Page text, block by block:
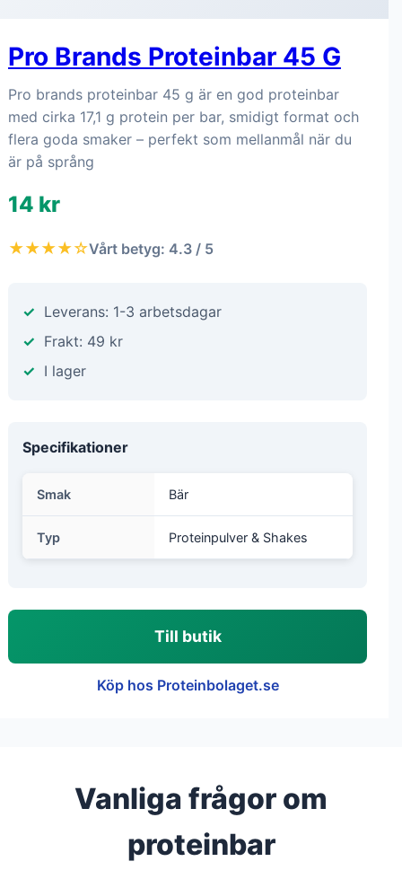
Pro Brands Proteinbar 45 G
Pro brands proteinbar 45 g är en god proteinbar
med cirka 17,1 g protein per bar, smidigt format och
flera goda smaker – perfekt som mellanmål när du
är på språng
14 kr
★★★★☆Vårt betyg: 4.3 / 5
Leverans: 1-3 arbetsdagar
Frakt: 49 kr
I lager
Specifikationer
Smak Bär
Typ Proteinpulver & Shakes
Till butik
Köp hos Proteinbolaget.se
Vanliga frågor om
proteinbar